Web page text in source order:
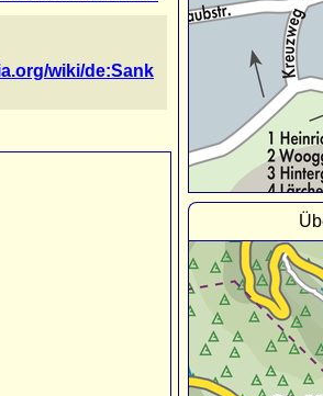
wiki/de:Sank